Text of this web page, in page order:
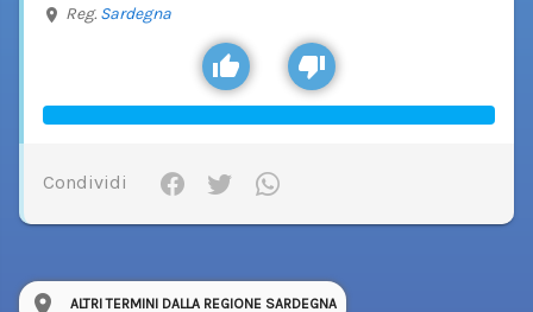
Reg. Sardegna
Condividi
ALTRI TERMINI DALLA REGIONE SARDEGNA